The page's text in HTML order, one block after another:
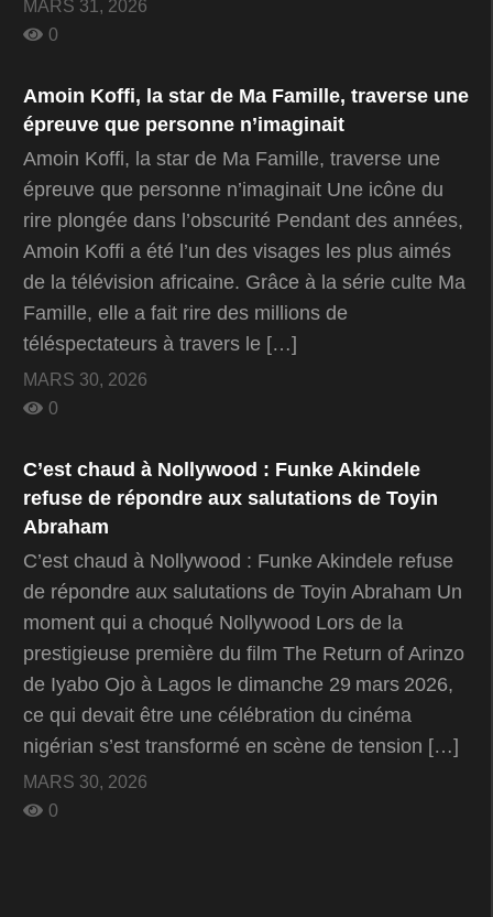
MARS 31, 2026
0
Amoin Koffi, la star de Ma Famille, traverse une
épreuve que personne n’imaginait
Amoin Koffi, la star de Ma Famille, traverse une
épreuve que personne n’imaginait Une icône du
rire plongée dans l’obscurité Pendant des années,
Amoin Koffi a été l’un des visages les plus aimés
de la télévision africaine. Grâce à la série culte Ma
Famille, elle a fait rire des millions de
téléspectateurs à travers le […]
MARS 30, 2026
0
C’est chaud à Nollywood : Funke Akindele
refuse de répondre aux salutations de Toyin
Abraham
C’est chaud à Nollywood : Funke Akindele refuse
de répondre aux salutations de Toyin Abraham Un
moment qui a choqué Nollywood Lors de la
prestigieuse première du film The Return of Arinzo
de Iyabo Ojo à Lagos le dimanche 29 mars 2026,
ce qui devait être une célébration du cinéma
nigérian s’est transformé en scène de tension […]
MARS 30, 2026
0